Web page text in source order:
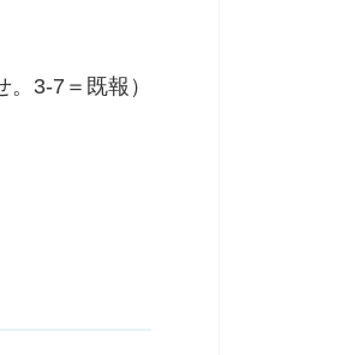
。3-7＝既報）